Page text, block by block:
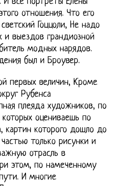
отношения. Что его
Гоццоли, Не надо
и выездов грандиозной
модных нарядов.
был и Броувер.
первых величин, Кроме
Рубенса
плеяда художников, по
оцениваешь по
картин которого дошло до
только рисунки и
отрасль в
этом, по намеченному
И многие